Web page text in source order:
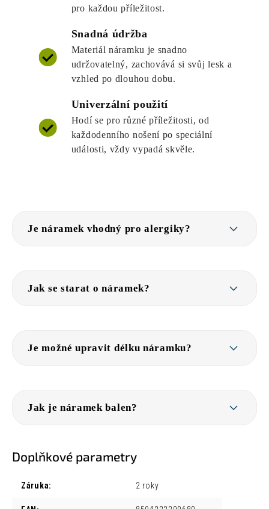
pro každou příležitost.
Snadná údržba
Materiál náramku je snadno
udržovatelný, zachovává si svůj lesk a
vzhled po dlouhou dobu.
Univerzální použití
Hodí se pro různé příležitosti, od
každodenního nošení po speciální
události, vždy vypadá skvěle.
Je náramek vhodný pro alergiky?
Jak se starat o náramek?
Je možné upravit délku náramku?
Jak je náramek balen?
Doplňkové parametry
Záruka: 2 roky